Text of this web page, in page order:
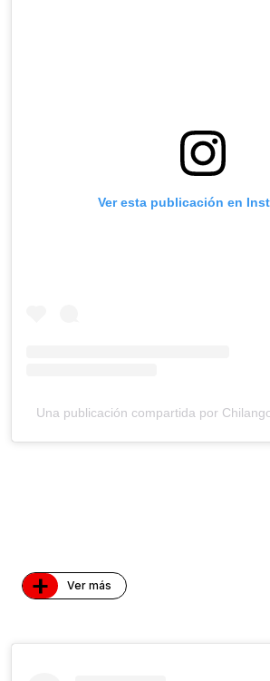
Ver esta publicación en
Una publicación compartida por
+ Ver más